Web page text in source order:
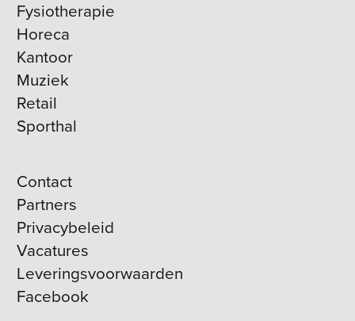
Fysiotherapie
Horeca
Kantoor
Muziek
Retail
Sporthal
Contact
Partners
Privacybeleid
Vacatures
Leveringsvoorwaarden
Facebook